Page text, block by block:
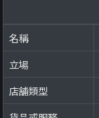
名稱
立場
店舖類型